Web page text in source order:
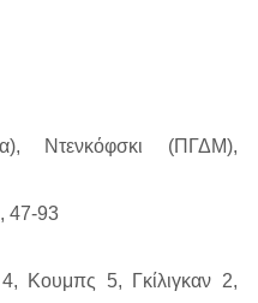
Ντενκόφσκι (ΠΓΔΜ),
47-93
Κουμπς 5, Γκίλιγκαν 2,